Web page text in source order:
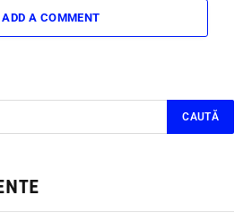
ADD A COMMENT